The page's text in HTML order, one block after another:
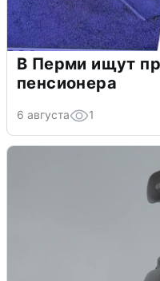
В Перми ищут
пенсионера
6 августа 1